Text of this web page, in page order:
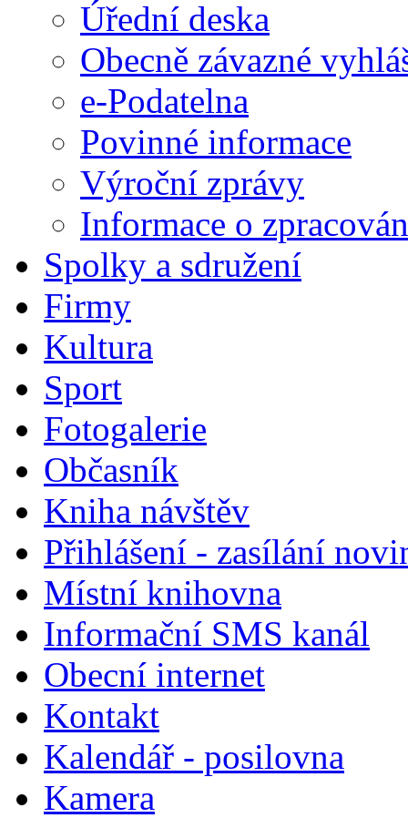
Úřední deska
Obecně závazné
e-Podatelna
Povinné informace
Výroční zprávy
Informace o
Spolky a sdružení
Firmy
Kultura
Sport
Fotogalerie
Občasník
Kniha návštěv
Přihlášení - zasílání
Místní knihovna
Informační SMS kanál
Obecní internet
Kontakt
Kalendář - posilovna
Kamera